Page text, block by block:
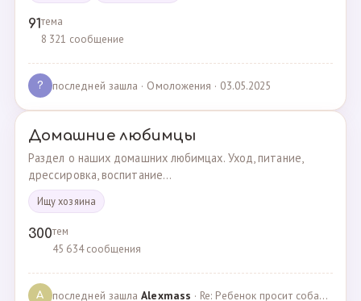
91тема
8 321 сообщение
? последней зашла · Омоложения · 03.05.2025
Домашние любимцы
Раздел о наших домашних любимцах. Уход, питание,
дрессировка, воспитание...
Ищу хозяина
300тем
45 634 сообщения
A последней зашлаAlexmass · Re: Ребенок просит собаку, посоветуйте какую породу… · 30.03.2025